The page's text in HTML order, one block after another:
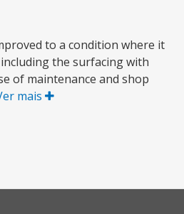
to a condition where it
the surfacing with
of maintenance and shop
mais